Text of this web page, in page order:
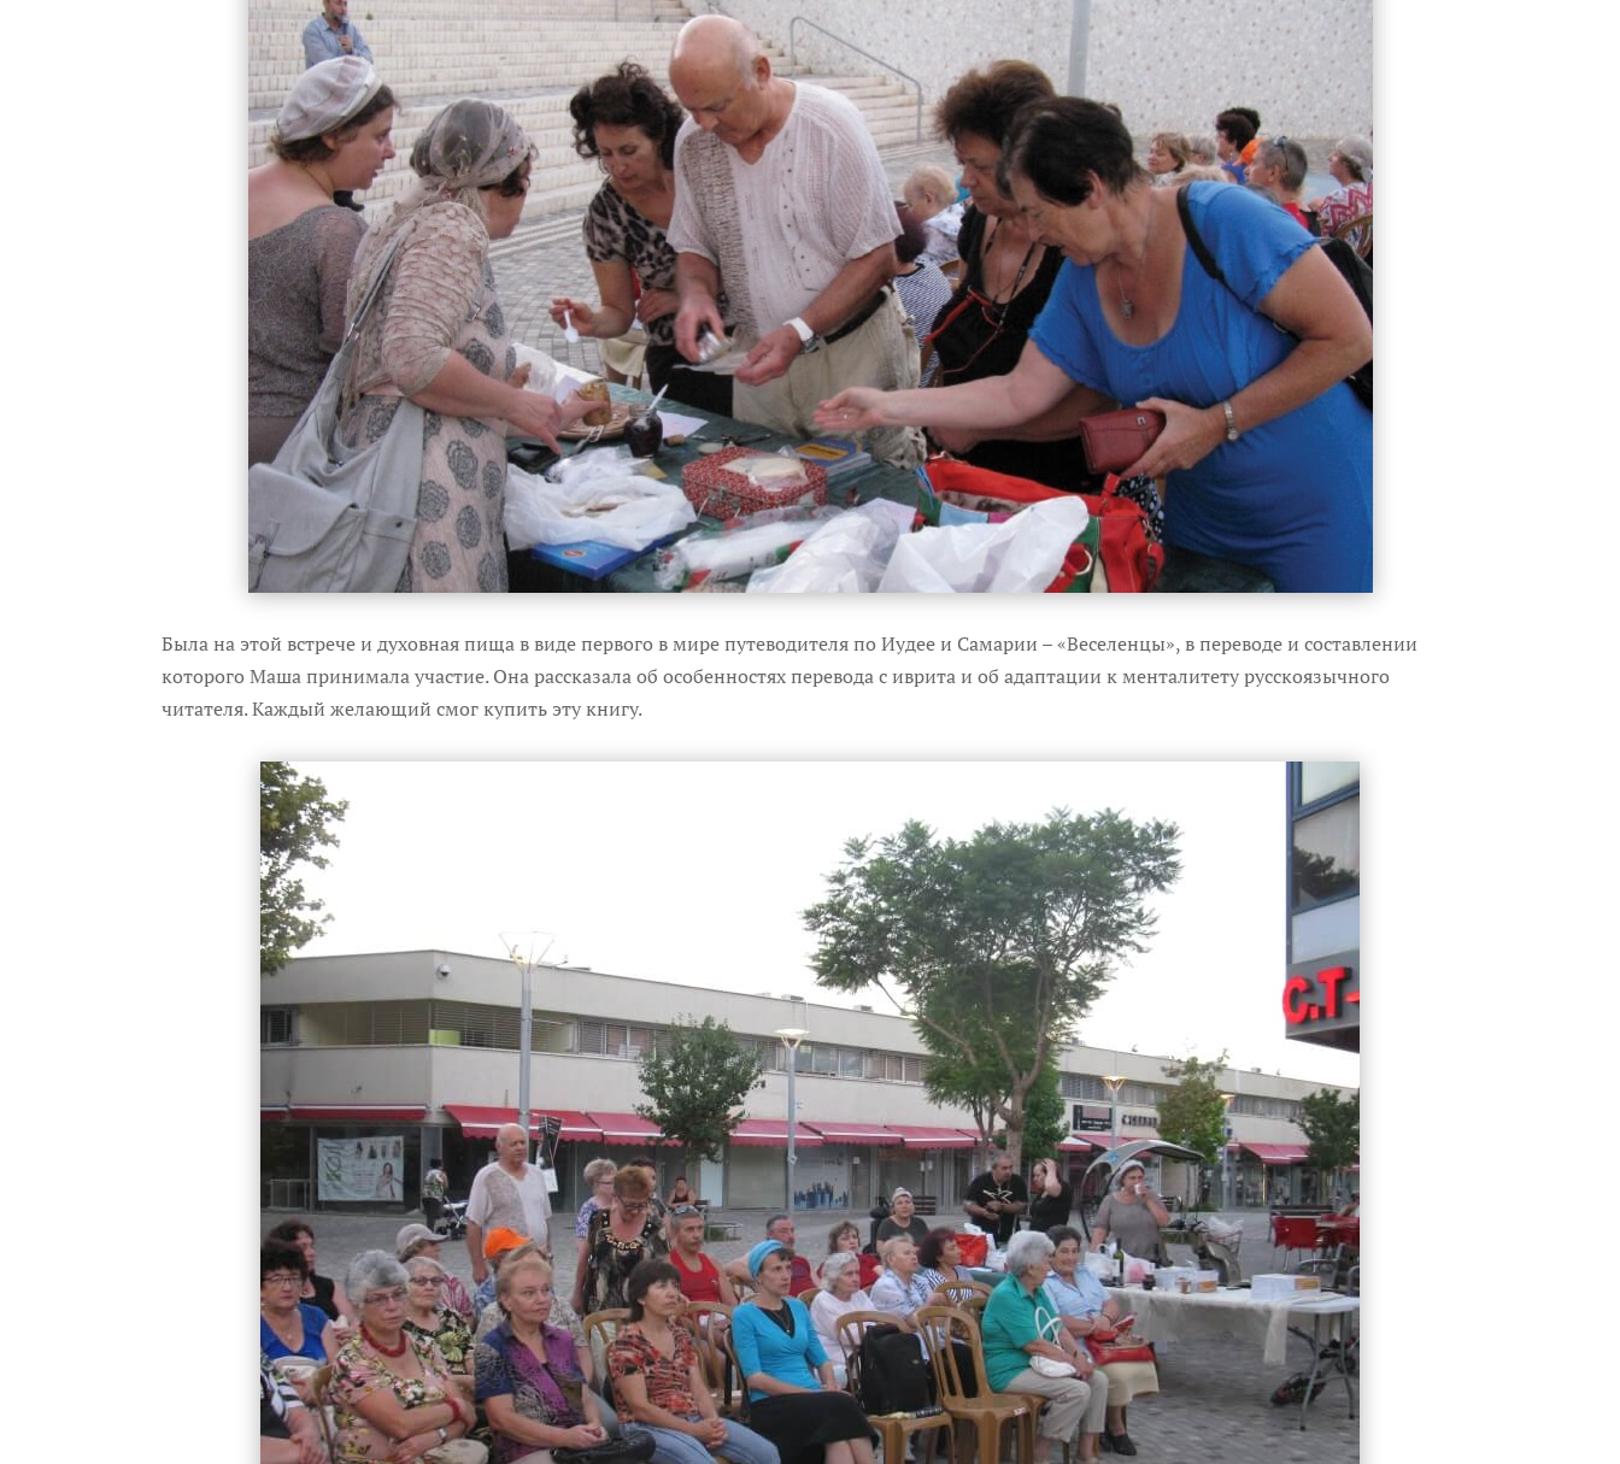
Была на этой встрече и духовная пища в виде первого в мире путеводителя по Иудее и Самарии – «Веселенцы», в переводе и составлении
которого Маша принимала участие. Она рассказала об особенностях перевода с иврита и об адаптации к менталитету русскоязычного
читателя. Каждый желающий смог купить эту книгу.